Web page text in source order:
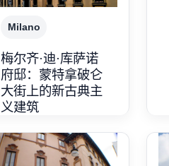
Milano
梅尔齐·迪·库萨诺
府邸：蒙特拿破仑
大街上的新古典主
义建筑